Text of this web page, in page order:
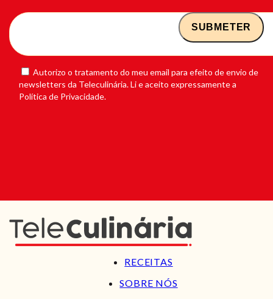
Autorizo o tratamento do meu email para efeito de envio de
newsletters da Teleculinária. Li e aceito expressamente a
Política de Privacidade.
RECEITAS
SOBRE NÓS